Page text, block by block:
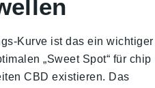
Kurve ist das ein wichtiger
„Sweet Spot“ für chip
CBD existieren. Das